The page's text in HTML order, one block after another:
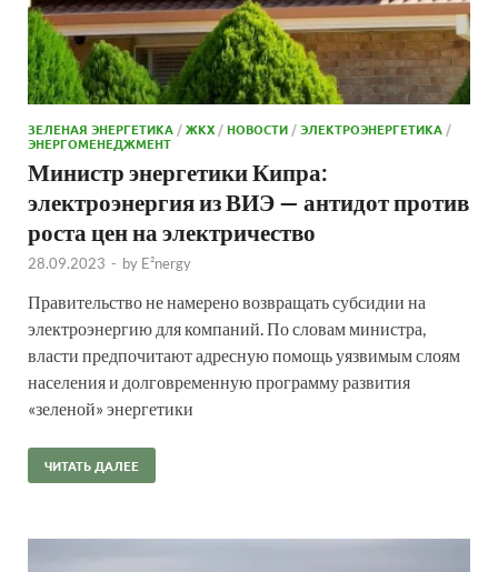
ЗЕЛЕНАЯ ЭНЕРГЕТИКА /ЖКХ /НОВОСТИ /ЭЛЕКТРОЭНЕРГЕТИКА /
ЭНЕРГОМЕНЕДЖМЕНТ
Министр энергетики Кипра:
электроэнергия из ВИЭ — антидот против
роста цен на электричество
28.09.2023 - by E²nergy
Правительство не намерено возвращать субсидии на
электроэнергию для компаний. По словам министра,
власти предпочитают адресную помощь уязвимым слоям
населения и долговременную программу развития
«зеленой» энергетики
ЧИТАТЬ ДАЛЕЕ